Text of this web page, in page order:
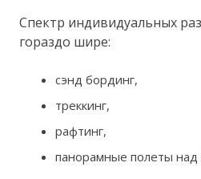
Спектр индивидуальных
гораздо шире:
сэнд бординг,
треккинг,
рафтинг,
панорамные полеты над